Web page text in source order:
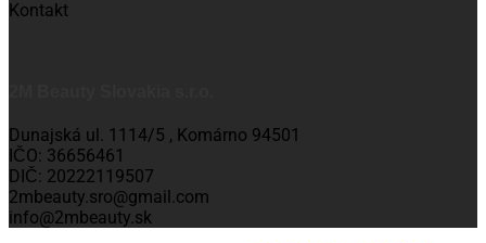
Kontakt
Dunajská ul. 1114/5 , Komárno 94501
IČO: 36656461
DIČ: 20222119507
2mbeauty.sro@gmail.com
info@2mbeauty.sk